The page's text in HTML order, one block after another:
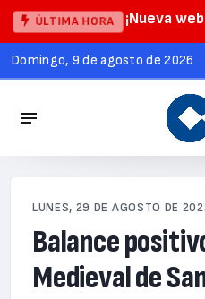
ÚLTIMA HORA ¡Nueva
domingo, 9 de agosto de 2026
LUNES, 29 DE AGOSTO DE
Balance
Medieval de